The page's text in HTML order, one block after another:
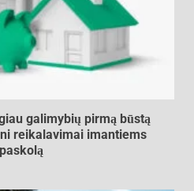
galimybių pirmą būstą
reikalavimai imantiems